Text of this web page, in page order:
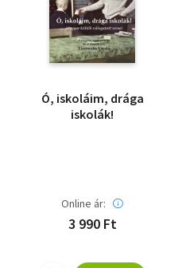
Ó, iskoláim, drága
iskolák!
Online ár:
3 990 Ft